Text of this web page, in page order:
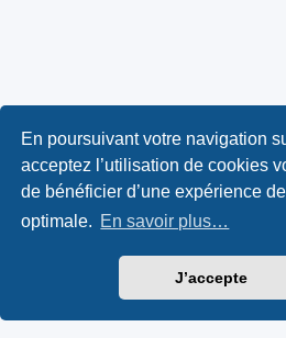
En poursuivant votre navigation
acceptez l’utilisation de cookies
de bénéficier d’une expérience
optimale. En savoir plus…
J’accepte